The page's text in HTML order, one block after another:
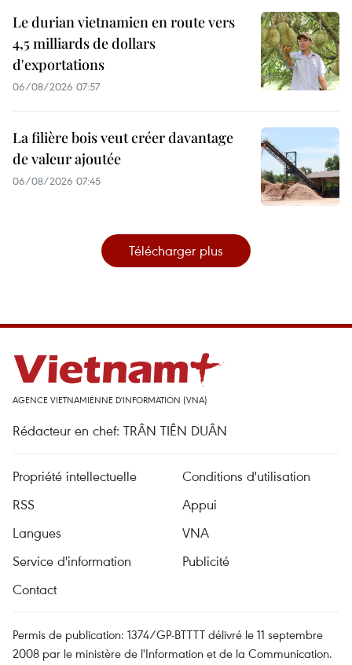
Le durian vietnamien en route vers
4,5 milliards de dollars
d'exportations
06/08/2026 07:57
La filière bois veut créer davantage
de valeur ajoutée
06/08/2026 07:45
Télécharger plus
AGENCE VIETNAMIENNE D'INFORMATION (VNA)
Rédacteur en chef: TRÂN TIÊN DUÂN
Propriété intellectuelle
Conditions d'utilisation
RSS
Appui
Langues
VNA
Service d'information
Publicité
Contact
Permis de publication: 1374/GP-BTTTT délivré le 11 septembre
2008 par le ministère de l'Information et de la Communication.